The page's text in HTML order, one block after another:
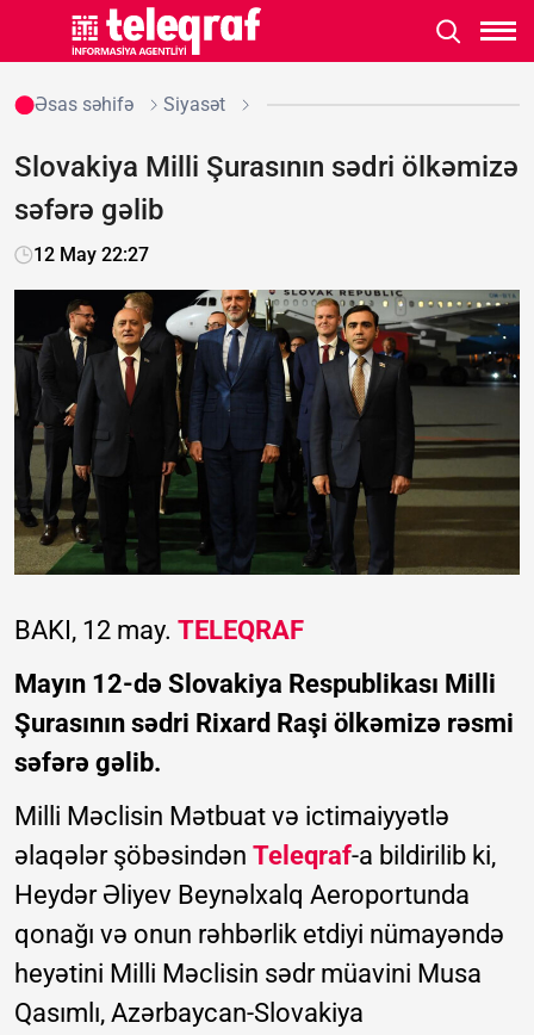
Əsas səhifə Siyasət
Slovakiya Milli Şurasının sədri ölkəmizə
səfərə gəlib
12 May 22:27
BAKI, 12 may. TELEQRAF
Mayın 12-də Slovakiya Respublikası Milli
Şurasının sədri Rixard Raşi ölkəmizə rəsmi
səfərə gəlib.
Milli Məclisin Mətbuat və ictimaiyyətlə
əlaqələr şöbəsindən Teleqraf-a bildirilib ki,
Heydər Əliyev Beynəlxalq Aeroportunda
qonağı və onun rəhbərlik etdiyi nümayəndə
heyətini Milli Məclisin sədr müavini Musa
Qasımlı, Azərbaycan-Slovakiya